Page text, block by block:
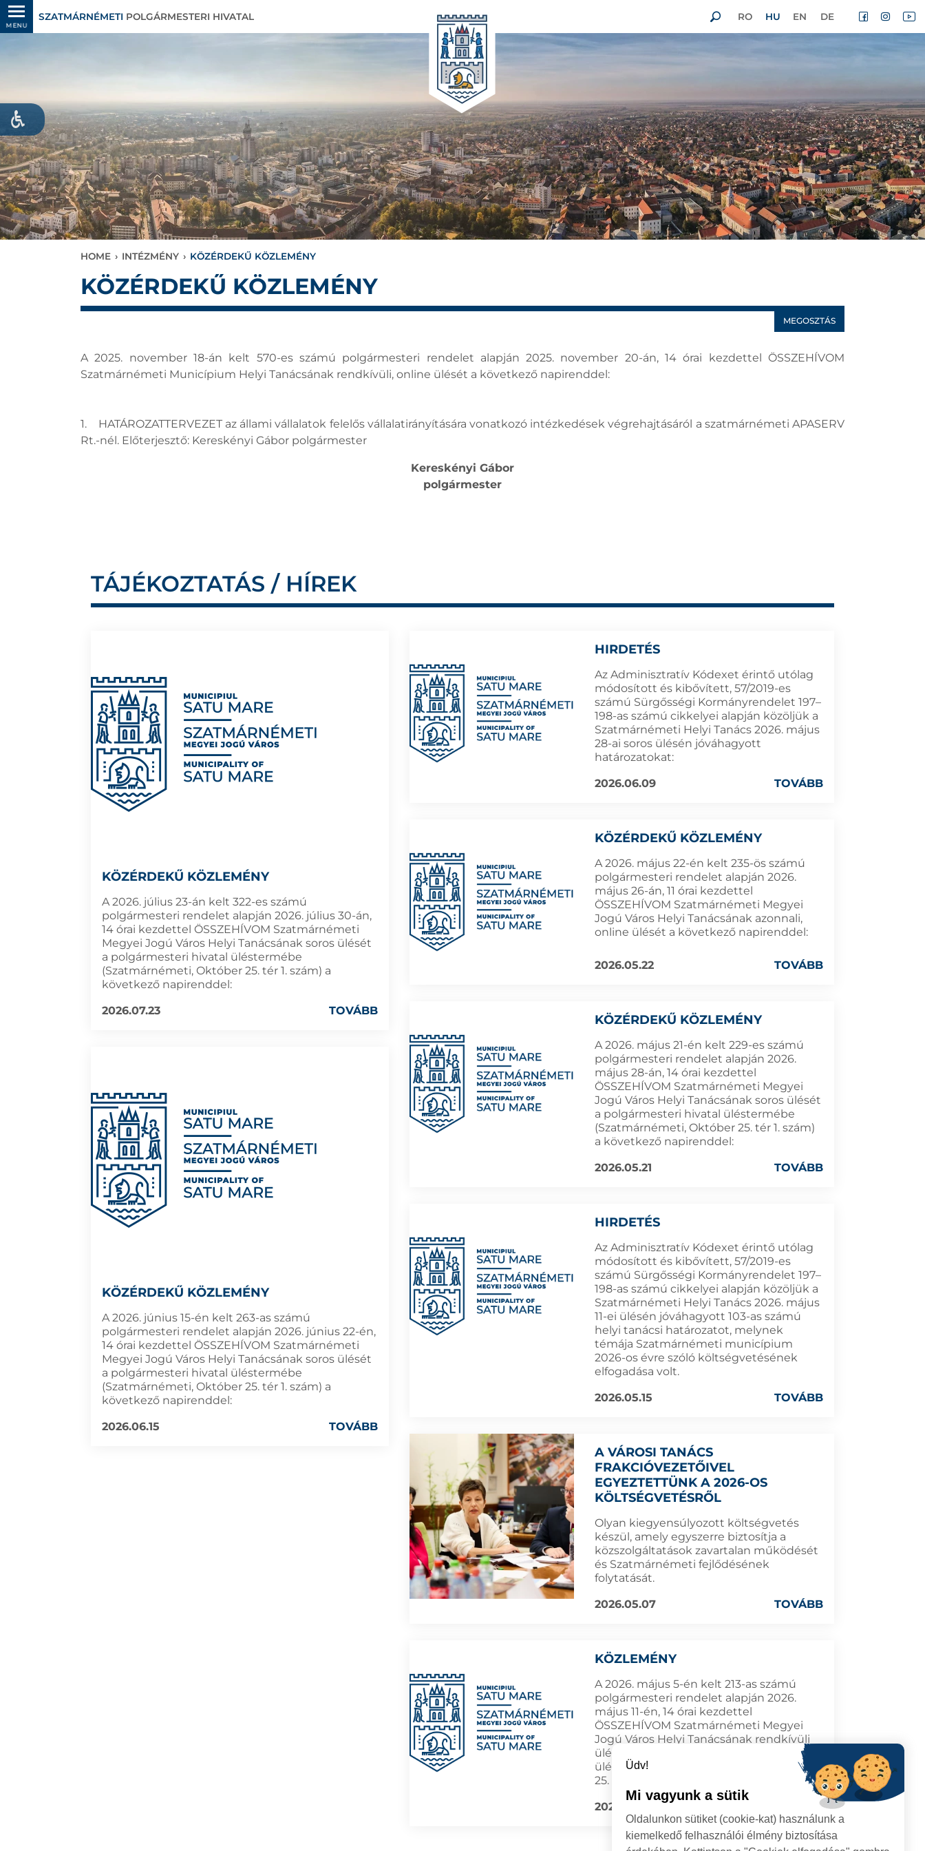
MENU
SZATMÁRNÉMETI POLGÁRMESTERI HIVATAL RO HU EN DE
HOME › INTÉZMÉNY › KÖZÉRDEKŰ KÖZLEMÉNY
KÖZÉRDEKŰ KÖZLEMÉNY
MEGOSZTÁS
A 2025. november 18-án kelt 570-es számú polgármesteri rendelet alapján 2025. november 20-án, 14 órai kezdettel ÖSSZEHÍVOM
Szatmárnémeti Municípium Helyi Tanácsának rendkívüli, online ülését a következő napirenddel:
1. HATÁROZATTERVEZET az állami vállalatok felelős vállalatirányítására vonatkozó intézkedések végrehajtásáról a szatmárnémeti APASERV
Rt.-nél. Előterjesztő: Kereskényi Gábor polgármester
Kereskényi Gábor
polgármester
TÁJÉKOZTATÁS / HÍREK
KÖZÉRDEKŰ KÖZLEMÉNY
A 2026. július 23-án kelt 322-es számú
polgármesteri rendelet alapján 2026. július 30-án,
14 órai kezdettel ÖSSZEHÍVOM Szatmárnémeti
Megyei Jogú Város Helyi Tanácsának soros ülését
a polgármesteri hivatal üléstermébe
(Szatmárnémeti, Október 25. tér 1. szám) a
következő napirenddel:
2026.07.23
TOVÁBB
KÖZÉRDEKŰ KÖZLEMÉNY
A 2026. június 15-én kelt 263-as számú
polgármesteri rendelet alapján 2026. június 22-én,
14 órai kezdettel ÖSSZEHÍVOM Szatmárnémeti
Megyei Jogú Város Helyi Tanácsának soros ülését
a polgármesteri hivatal üléstermébe
(Szatmárnémeti, Október 25. tér 1. szám) a
következő napirenddel:
2026.06.15
TOVÁBB
HIRDETÉS
Az Adminisztratív Kódexet érintő utólag
módosított és kibővített, 57/2019-es
számú Sürgősségi Kormányrendelet 197–
198-as számú cikkelyei alapján közöljük a
Szatmárnémeti Helyi Tanács 2026. május
28-ai soros ülésén jóváhagyott
határozatokat:
2026.06.09
TOVÁBB
KÖZÉRDEKŰ KÖZLEMÉNY
A 2026. május 22-én kelt 235-ös számú
polgármesteri rendelet alapján 2026.
május 26-án, 11 órai kezdettel
ÖSSZEHÍVOM Szatmárnémeti Megyei
Jogú Város Helyi Tanácsának azonnali,
online ülését a következő napirenddel:
2026.05.22 TOVÁBB
KÖZÉRDEKŰ KÖZLEMÉNY
A 2026. május 21-én kelt 229-es számú
polgármesteri rendelet alapján 2026.
május 28-án, 14 órai kezdettel
ÖSSZEHÍVOM Szatmárnémeti Megyei
Jogú Város Helyi Tanácsának soros ülését
a polgármesteri hivatal üléstermébe
(Szatmárnémeti, Október 25. tér 1. szám)
a következő napirenddel:
2026.05.21
TOVÁBB
HIRDETÉS
Az Adminisztratív Kódexet érintő utólag
módosított és kibővített, 57/2019-es
számú Sürgősségi Kormányrendelet 197–
198-as számú cikkelyei alapján közöljük a
Szatmárnémeti Helyi Tanács 2026. május
11-ei ülésén jóváhagyott 103-as számú
helyi tanácsi határozatot, melynek
témája Szatmárnémeti municípium
2026-os évre szóló költségvetésének
elfogadása volt.
2026.05.15
TOVÁBB
A VÁROSI TANÁCS
FRAKCIÓVEZETŐIVEL
EGYEZTETTÜNK A 2026-OS
KÖLTSÉGVETÉSRŐL
Olyan kiegyensúlyozott költségvetés
készül, amely egyszerre biztosítja a
közszolgáltatások zavartalan működését
és Szatmárnémeti fejlődésének
folytatását.
2026.05.07
TOVÁBB
KÖZLEMÉNY
A 2026. május 5-én kelt 213-as számú
polgármesteri rendelet alapján 2026.
május 11-én, 14 órai kezdettel
ÖSSZEHÍVOM Szatmárnémeti Megyei
Jogú Város Helyi Tanácsának rendkívüli
ülését a polgármesteri hivatal
üléstermébe (Szatmárnémeti, Október
25. tér 1. szám) a következő napirenddel:
2026.05.05
TOVÁBB
Üdv!
Mi vagyunk a sütik
Oldalunkon sütiket (cookie-kat) használunk a
kiemelkedő felhasználói élmény biztosítása